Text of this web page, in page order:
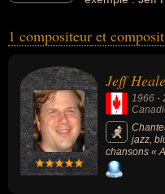
de la musique ou du rock.
de rock, compositeur,
jazz, guitariste de rock ou
nationalités au moment de
canadien par exemple.
1 compositeur et
Jeff
1966 -
jazz,
chansons «
I Love You